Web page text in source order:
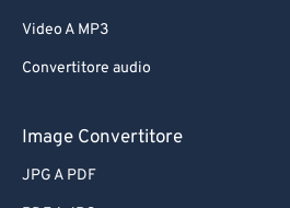
Video A MP3
Convertitore audio
Image Convertitore
JPG A PDF